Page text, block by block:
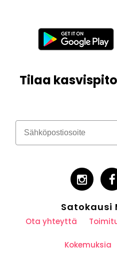
Tilaa
Satokausi
Ota yhteyttä
Kokemuksia